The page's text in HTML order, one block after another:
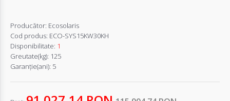
Producător: Ecosolaris
Cod produs: ECO-SYS15KW30KH
Disponibilitate: 1
Greutate(kg): 125
Garanţie(ani): 5